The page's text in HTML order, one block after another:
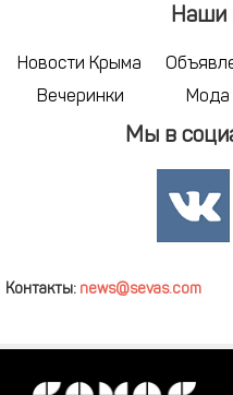
Наши
Новости Крыма
Вечеринки
Мода
Мы в
Контакты: news@sevas.com